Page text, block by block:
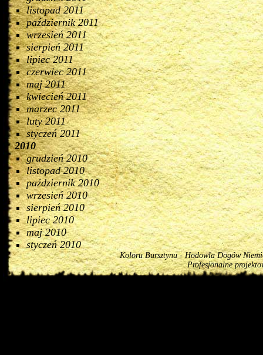
listopad 2011
październik 2011
wrzesień 2011
sierpień 2011
lipiec 2011
czerwiec 2011
maj 2011
kwiecień 2011
marzec 2011
luty 2011
styczeń 2011
2010
grudzień 2010
listopad 2010
październik 2010
wrzesień 2010
sierpień 2010
lipiec 2010
maj 2010
styczeń 2010
Koloru Bursztynu - Hodowla Dogów
Profesjonalne